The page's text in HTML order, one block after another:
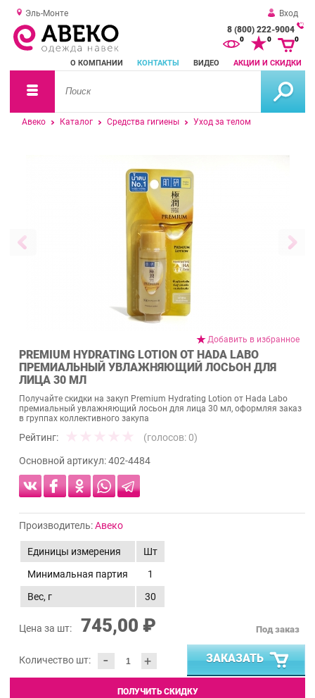
Эль-Монте
Вход
8 (800) 222-9004
О КОМПАНИИ КОНТАКТЫ ВИДЕО АКЦИИ И СКИДКИ
0 0 0
Авеко Каталог Средства гигиены Уход за телом
Добавить в избранное
PREMIUM HYDRATING LOTION ОТ HADA LABO
ПРЕМИАЛЬНЫЙ УВЛАЖНЯЮЩИЙ ЛОСЬОН ДЛЯ
ЛИЦА 30 МЛ
Получайте скидки на закуп Premium Hydrating Lotion от Hada Labo
премиальный увлажняющий лосьон для лица 30 мл, оформляя заказ
в группах коллективного закупа
Рейтинг: (голосов: 0)
Основной артикул:402-4484
Производитель:Авеко
Единицы измерения
Шт
Минимальная партия
1
Вес, г
30
Цена за шт: 745,00 ₽
Количество шт: - +
Под заказ
ЗАКАЗАТЬ
ПОЛУЧИТЬ СКИДКУ